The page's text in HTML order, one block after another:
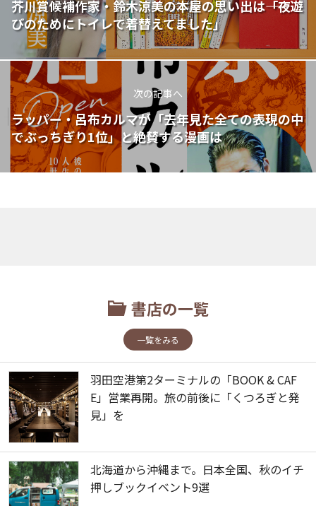
芥川賞候補作家・鈴木涼美の本屋の思い出は――「夜遊
びのためにトイレで着替えてました」
次の記事へ
ラッパー・呂布カルマが「去年見た全ての表現の中
でぶっちぎり1位」と絶賛する漫画は
書店の一覧
一覧をみる
羽田空港第2ターミナルの「BOOK & CAF
E」営業再開。旅の前後に「くつろぎと発
見」を
北海道から沖縄まで。日本全国、秋のイチ
押しブックイベント9選